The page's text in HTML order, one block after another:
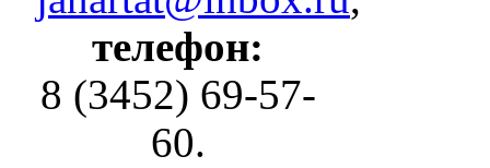
телефон:
8 (3452) 69-57-
60.